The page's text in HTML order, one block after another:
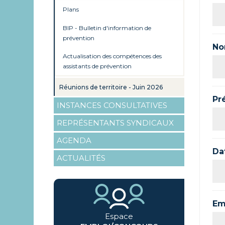
Plans
BIP - Bulletin d'information de
prévention
Actualisation des compétences des
assistants de prévention
Réunions de territoire - Juin 2026
INSTANCES CONSULTATIVES
REPRÉSENTANTS SYNDICAUX
AGENDA
ACTUALITÉS
Espace